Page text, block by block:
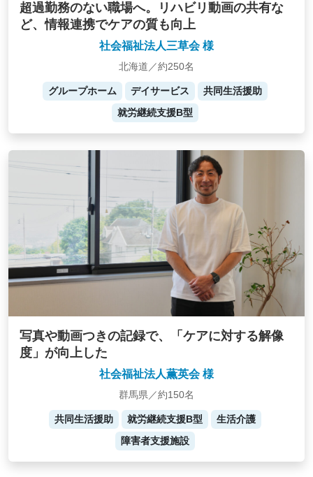
超過勤務のない職場へ。リハビリ動画の共有な
ど、情報連携でケアの質も向上
社会福祉法人三草会 様
北海道／約250名
グループホーム デイサービス
共同生活援助
就労継続支援B型
写真や動画つきの記録で、「ケアに対する解像
度」が向上した
社会福祉法人薫英会 様
群馬県／約150名
共同生活援助 就労継続支援B型
生活介護
障害者支援施設